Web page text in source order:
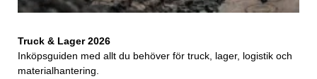
Truck & Lager 2026
Inköpsguiden med allt du behöver för truck, lager, logistik och
materialhantering.